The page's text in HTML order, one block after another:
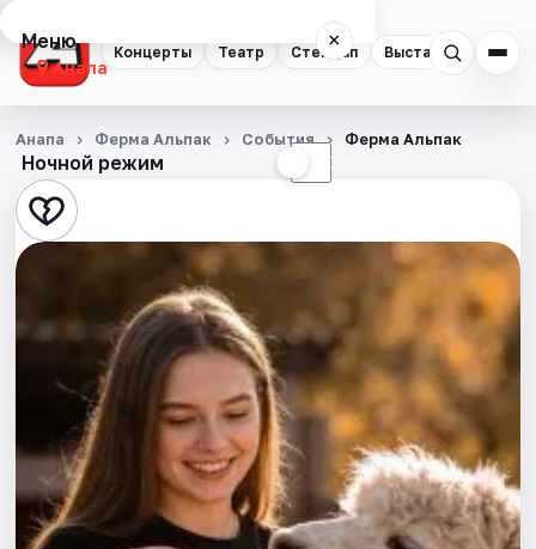
Концерты Театр Стендап Выставки
Меню ×
Анапа
Концерты
Театр
Стендап
Города
Площадки
Артисты
Ночной режим ☾
Анапа Ферма Альпак События Ферма Альпак